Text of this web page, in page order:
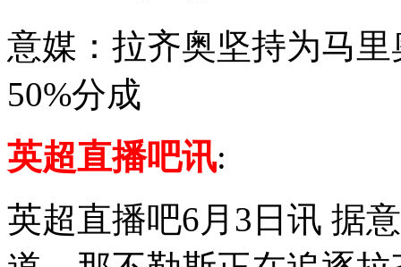
意媒：拉齐奥坚持为马
50%分成
英超直播吧讯:
英超直播吧6月3日讯 据